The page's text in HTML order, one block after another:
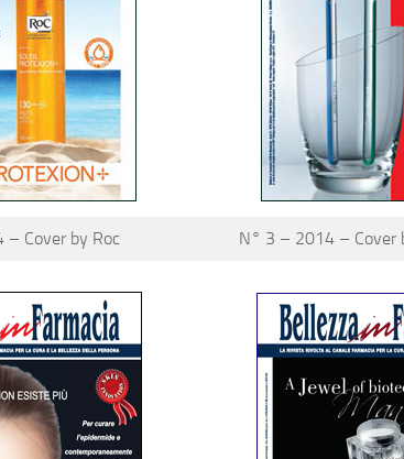
Cover by Roc N° 3 – 2014 – Cover